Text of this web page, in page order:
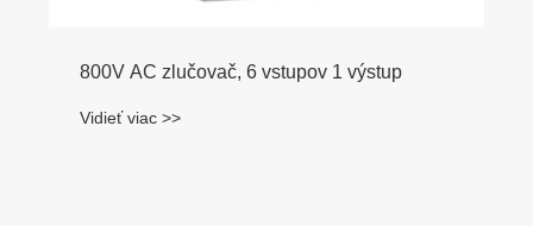
800V AC zlučovač, 6 vstupov 1 výstup
Vidieť viac >>